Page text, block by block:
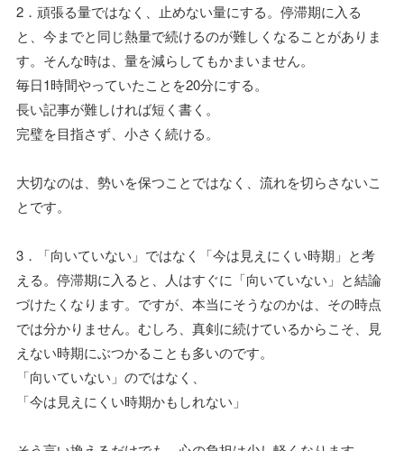
2．頑張る量ではなく、止めない量にする。停滞期に入る
と、今までと同じ熱量で続けるのが難しくなることがありま
す。そんな時は、量を減らしてもかまいません。
毎日1時間やっていたことを20分にする。
長い記事が難しければ短く書く。
完璧を目指さず、小さく続ける。
大切なのは、勢いを保つことではなく、流れを切らさないこ
とです。
3．「向いていない」ではなく「今は見えにくい時期」と考
える。停滞期に入ると、人はすぐに「向いていない」と結論
づけたくなります。ですが、本当にそうなのかは、その時点
では分かりません。むしろ、真剣に続けているからこそ、見
えない時期にぶつかることも多いのです。
「向いていない」のではなく、
「今は見えにくい時期かもしれない」